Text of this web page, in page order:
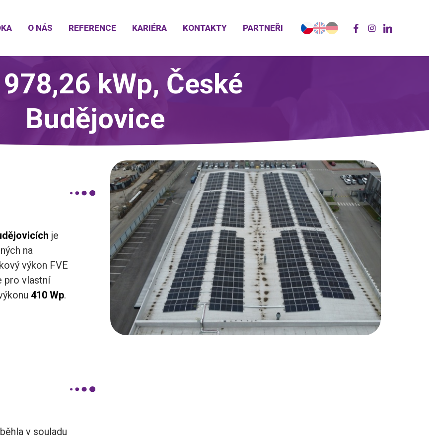
O NÁS REFERENCE KARIÉRA KONTAKTY PARTNEŘI
978,26 kWp, České
Budějovice
je
na
výkon FVE
pro vlastní
410 Wp.
v souladu